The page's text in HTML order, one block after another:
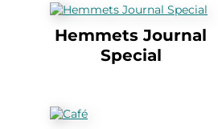
Hemmets Journal
Special